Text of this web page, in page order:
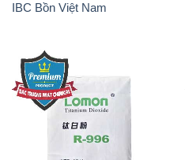
IBC Bồn Việt Nam